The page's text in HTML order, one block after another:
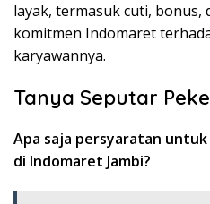
layak, termasuk cuti, bonus,
komitmen Indomaret
karyawannya.
Tanya Seputar
Apa saja persyaratan
di Indomaret Jambi?